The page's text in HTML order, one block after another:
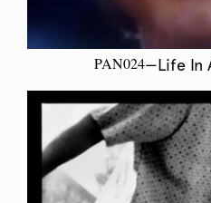
PAN024—Life In